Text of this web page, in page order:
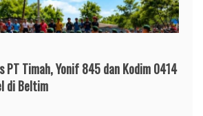
PT Timah, Yonif 845 dan Kodim 0414
di Beltim